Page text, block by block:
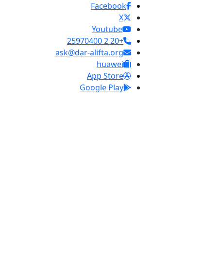
Facebook
X
Youtube
+20 2 25970400
ask@dar-alifta.org
huawei
App Store
Google Play